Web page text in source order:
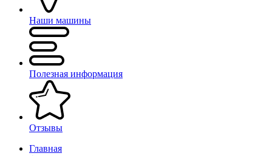
Наши машины
Полезная информация
Отзывы
Главная